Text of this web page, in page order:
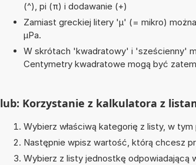
(^), pi (π) i dodawanie (+)
Zamiast greckiej litery 'µ' (= mikro)
µPa.
W skrótach 'kwadratowy' i 'sześcienny'
Centymetry kwadratowe mogą być
lub: Korzystanie z kalkulatora z
Wybierz właściwą kategorię z listy, w tym
Następnie wpisz wartość, którą chcesz
Wybierz z listy jednostkę